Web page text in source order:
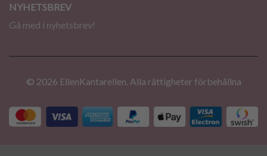
NYHETSBREV
Gå med i nyhetsbrev!
© 2026 EllenKantarellen. Alla rättigheter förbehållna